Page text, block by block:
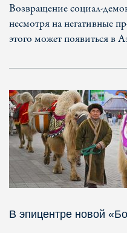
Возвращение социал-
несмотря на негативные
этого может появиться в
В эпицентре новой